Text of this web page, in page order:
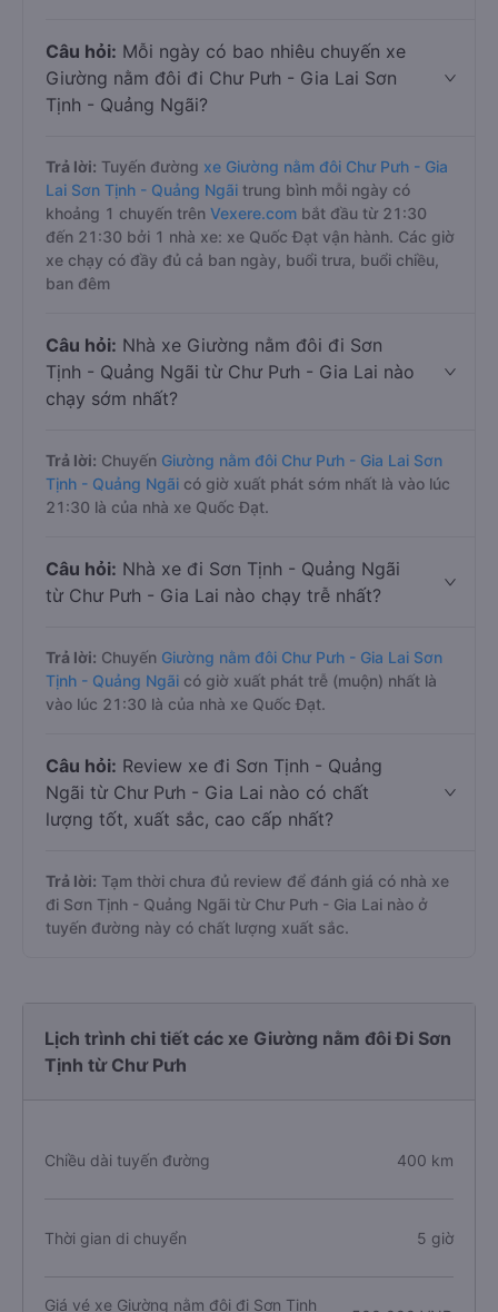
Câu hỏi: Mỗi ngày có bao nhiêu chuyến xe
Giường nằm đôi đi Chư Pưh - Gia Lai Sơn
Tịnh - Quảng Ngãi?
Trả lời: Tuyến đường xe Giường nằm đôi Chư Pưh - Gia
Lai Sơn Tịnh - Quảng Ngãi trung bình mỗi ngày có
khoảng 1 chuyến trên Vexere.com bắt đầu từ 21:30
đến 21:30 bởi 1 nhà xe: xe Quốc Đạt vận hành. Các giờ
xe chạy có đầy đủ cả ban ngày, buổi trưa, buổi chiều,
ban đêm
Câu hỏi: Nhà xe Giường nằm đôi đi Sơn
Tịnh - Quảng Ngãi từ Chư Pưh - Gia Lai nào
chạy sớm nhất?
Trả lời: Chuyến Giường nằm đôi Chư Pưh - Gia Lai Sơn
Tịnh - Quảng Ngãi có giờ xuất phát sớm nhất là vào lúc
21:30 là của nhà xe Quốc Đạt.
Câu hỏi: Nhà xe đi Sơn Tịnh - Quảng Ngãi
từ Chư Pưh - Gia Lai nào chạy trễ nhất?
Trả lời: Chuyến Giường nằm đôi Chư Pưh - Gia Lai Sơn
Tịnh - Quảng Ngãi có giờ xuất phát trễ (muộn) nhất là
vào lúc 21:30 là của nhà xe Quốc Đạt.
Câu hỏi: Review xe đi Sơn Tịnh - Quảng
Ngãi từ Chư Pưh - Gia Lai nào có chất
lượng tốt, xuất sắc, cao cấp nhất?
Trả lời: Tạm thời chưa đủ review để đánh giá có nhà xe
đi Sơn Tịnh - Quảng Ngãi từ Chư Pưh - Gia Lai nào ở
tuyến đường này có chất lượng xuất sắc.
Lịch trình chi tiết các xe Giường nằm đôi Đi Sơn
Tịnh từ Chư Pưh
Chiều dài tuyến đường 400 km
Thời gian di chuyển 5 giờ
Giá vé xe Giường nằm đôi đi Sơn Tịnh